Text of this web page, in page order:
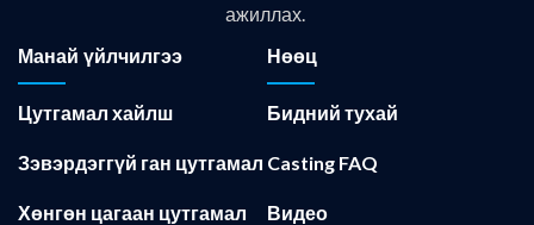
ажиллах.
Манай үйлчилгээ
Цутгамал хайлш
Зэвэрдэггүй ган цутгамал
Хөнгөн цагаан цутгамал
Нөөц
Бидний тухай
Casting FAQ
Видео